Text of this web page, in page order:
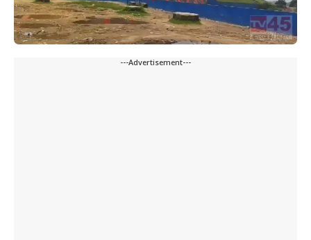
---Advertisement---